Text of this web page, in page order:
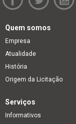
Quem somos
Empresa
Atualidade
História
Origem da Licitação
Serviços
Informativos